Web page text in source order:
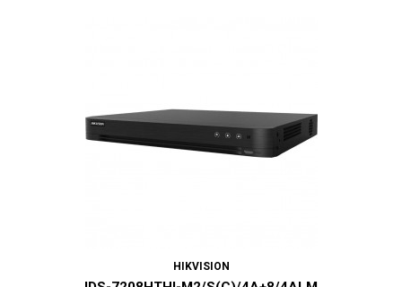
HIKVISION